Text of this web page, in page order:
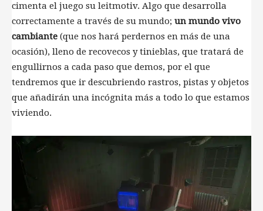
cimenta el juego su leitmotiv. Algo que desarrolla
correctamente a través de su mundo; un mundo vivo
cambiante (que nos hará perdernos en más de una
ocasión), lleno de recovecos y tinieblas, que tratará de
engullirnos a cada paso que demos, por el que
tendremos que ir descubriendo rastros, pistas y objetos
que añadirán una incógnita más a todo lo que estamos
viviendo.